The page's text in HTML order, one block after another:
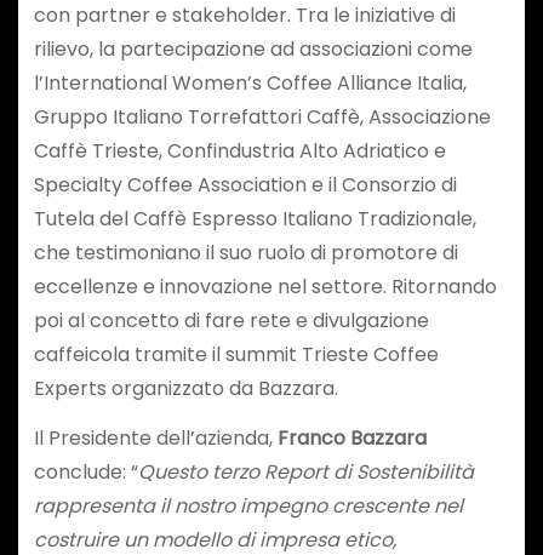
con partner e stakeholder. Tra le iniziative di
rilievo, la partecipazione ad associazioni come
l’International Women’s Coffee Alliance Italia,
Gruppo Italiano Torrefattori Caffè, Associazione
Caffè Trieste, Confindustria Alto Adriatico e
Specialty Coffee Association e il Consorzio di
Tutela del Caffè Espresso Italiano Tradizionale,
che testimoniano il suo ruolo di promotore di
eccellenze e innovazione nel settore. Ritornando
poi al concetto di fare rete e divulgazione
caffeicola tramite il summit Trieste Coffee
Experts organizzato da Bazzara.
Il Presidente dell’azienda, Franco Bazzara
conclude: “Questo terzo Report di Sostenibilità
rappresenta il nostro impegno crescente nel
costruire un modello di impresa etico,